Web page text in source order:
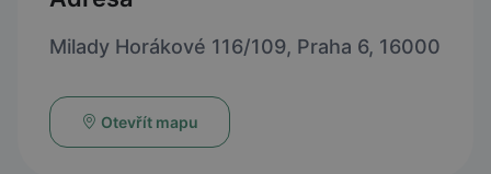
Milady Horákové 116/109, Praha 6, 16000
Otevřít mapu